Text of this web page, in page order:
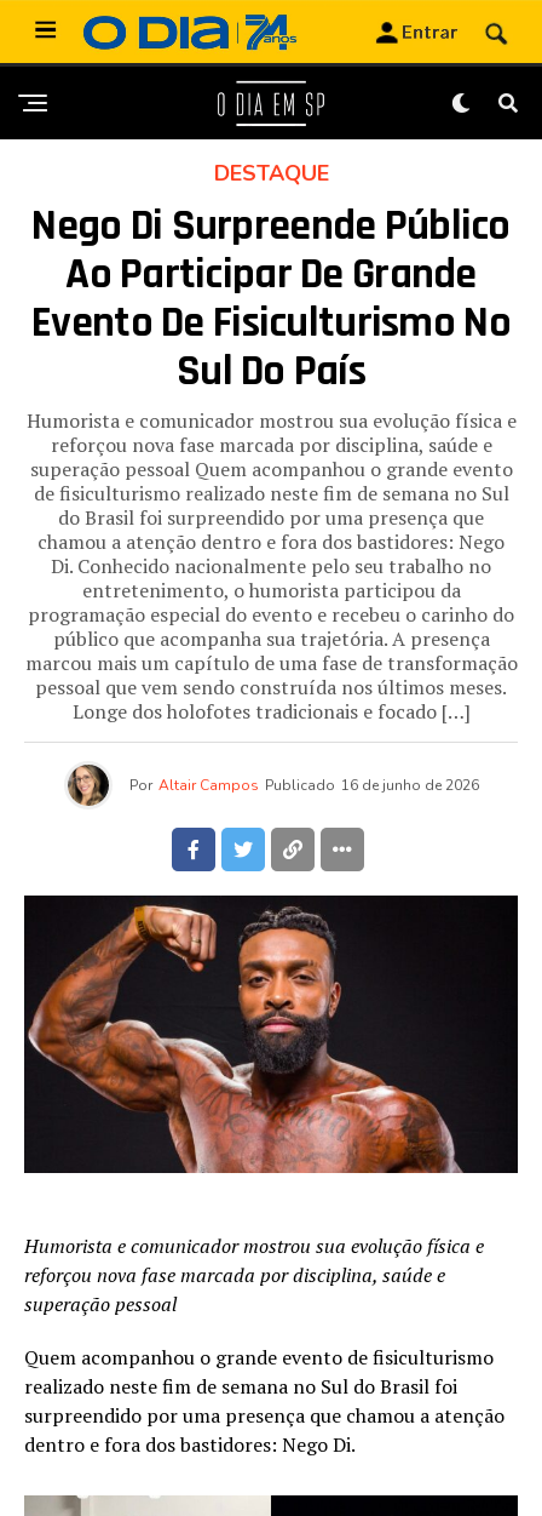
DESTAQUE
Nego Di Surpreende Público
Ao Participar De Grande
Evento De Fisiculturismo No
Sul Do País
Humorista e comunicador mostrou sua evolução física e
reforçou nova fase marcada por disciplina, saúde e
superação pessoal Quem acompanhou o grande evento
de fisiculturismo realizado neste fim de semana no Sul
do Brasil foi surpreendido por uma presença que
chamou a atenção dentro e fora dos bastidores: Nego
Di. Conhecido nacionalmente pelo seu trabalho no
entretenimento, o humorista participou da
programação especial do evento e recebeu o carinho do
público que acompanha sua trajetória. A presença
marcou mais um capítulo de uma fase de transformação
pessoal que vem sendo construída nos últimos meses.
Longe dos holofotes tradicionais e focado […]
Por Altair Campos Publicado 16 de junho de 2026
Humorista e comunicador mostrou sua evolução física e
reforçou nova fase marcada por disciplina, saúde e
superação pessoal
Quem acompanhou o grande evento de fisiculturismo
realizado neste fim de semana no Sul do Brasil foi
surpreendido por uma presença que chamou a atenção
dentro e fora dos bastidores: Nego Di.